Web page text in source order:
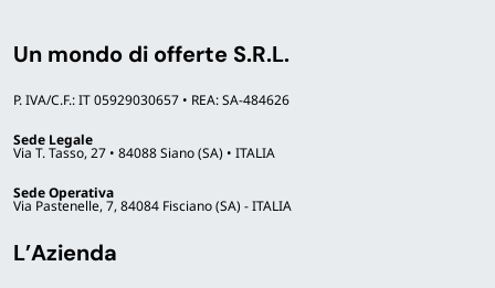
Un mondo di offerte S.R.L.
P. IVA/C.F.: IT 05929030657 • REA: SA-484626
Sede Legale
Via T. Tasso, 27 • 84088 Siano (SA) • ITALIA
Sede Operativa
Via Pastenelle, 7, 84084 Fisciano (SA) - ITALIA
L’Azienda